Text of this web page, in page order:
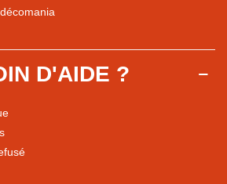
D'AIDE ?